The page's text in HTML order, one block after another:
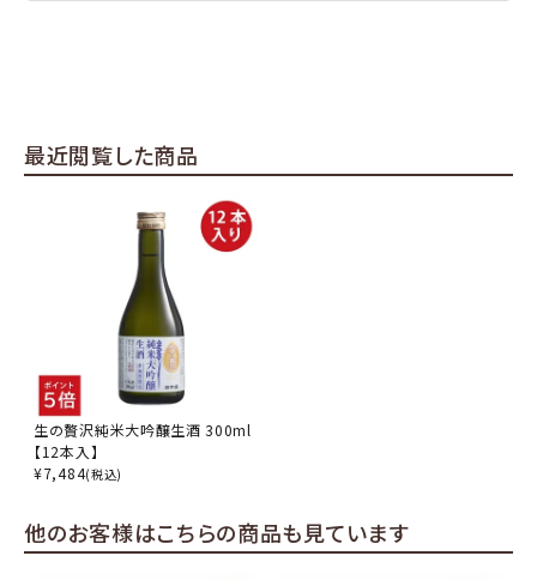
最近閲覧した商品
生の贅沢純米大吟醸生酒 300ml
【12本入】
¥7,484(税込)
他のお客様はこちらの商品も見ています